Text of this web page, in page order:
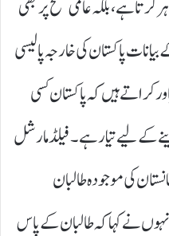
ہے، بلکہ عالمی سطح پر بھی
پاکستان کی خارجہ پالیسی
کراتے ہیں کہ پاکستان کسی
کے لیے تیار ہے۔ فیلڈ مارشل
کی موجودہ طالبان
نے کہا کہ طالبان کے پاس